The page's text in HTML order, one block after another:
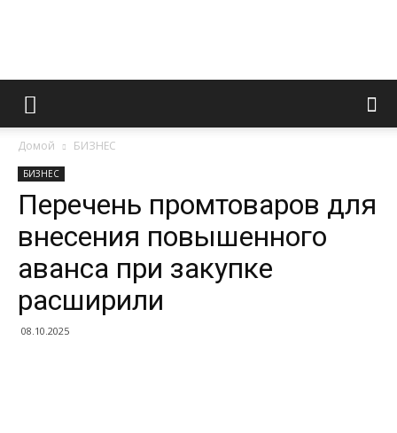
Информационно
портал
Домой БИЗНЕС
БИЗНЕС
Перечень промтоваров для
внесения повышенного
аванса при закупке
расширили
08.10.2025